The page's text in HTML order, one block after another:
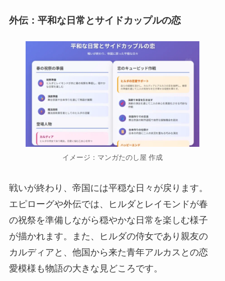
外伝：平和な日常とサイドカップルの恋
イメージ：マンガたのし屋 作成
戦いが終わり、帝国には平穏な日々が戻ります。
エピローグや外伝では、ヒルダとレイモンドが春
の祝祭を準備しながら穏やかな日常を楽しむ様子
が描かれます。また、ヒルダの侍女であり親友の
カルディアと、他国から来た青年アルカスとの恋
愛模様も物語の大きな見どころです。